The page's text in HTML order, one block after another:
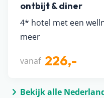
ontbijt & diner
4* hotel met een
meer
vanaf 226,-
Bekijk alle